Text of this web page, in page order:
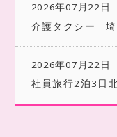
2026年07月22日
介護タクシー 埼
2026年07月22日
社員旅行2泊3日